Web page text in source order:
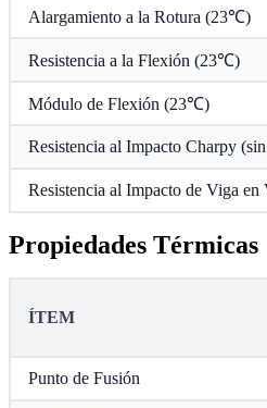
Alargamiento a la Rotura (23℃)
Resistencia a la Flexión (23℃)
Módulo de Flexión (23℃)
Resistencia al Impacto Charpy
Resistencia al Impacto de Viga
Propiedades Térmicas
ÍTEM
Punto de Fusión